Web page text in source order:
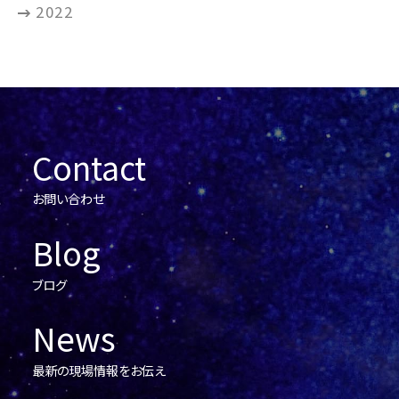
2022
Contact
お問い合わせ
Blog
ブログ
News
最新の現場情報をお伝え